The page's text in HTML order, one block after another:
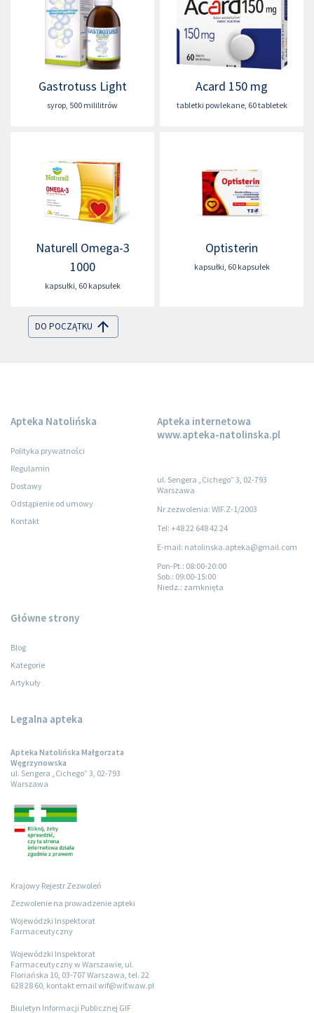
Gastrotuss Light
syrop, 500 mililitrów
Acard 150 mg
tabletki powlekane, 60 tabletek
Naturell Omega-3
1000
kapsułki, 60 kapsułek
Optisterin
kapsułki, 60 kapsułek
DO POCZĄTKU
Apteka Natolińska
Polityka prywatności
Regulamin
Dostawy
Odstąpienie od umowy
Kontakt
Apteka internetowa
www.apteka-natolinska.pl
ul. Sengera „Cichego” 3, 02-793
Warszawa
Nr zezwolenia: WIF.Z-1/2003
Tel: +48 22 648 42 24
E-mail: natolinska.apteka@gmail.com
Pon-Pt.: 08:00-20:00
Sob.: 09:00-15:00
Niedz.: zamknięta
Główne strony
Blog
Kategorie
Artykuły
Legalna apteka
Apteka Natolińska Małgorzata
Węgrzynowska
ul. Sengera „Cichego” 3, 02-793
Warszawa
Krajowy Rejestr Zezwoleń
Zezwolenie na prowadzenie apteki
Wojewódzki Inspektorat
Farmaceutyczny
Wojewódzki Inspektorat
Farmaceutyczny w Warszawie, ul.
Floriańska 10, 03-707 Warszawa, tel. 22
628 28 60, kontakt email wif@wif.waw.pl
Biuletyn Informacji Publicznej GIF